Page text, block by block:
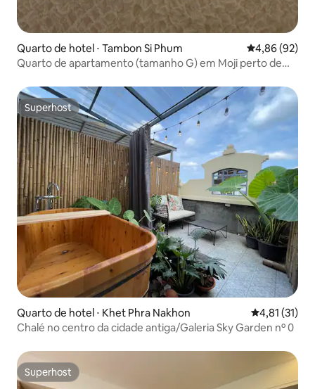
Quarto de hotel ⋅ Tambon Si Phum 4,86 de uma
4,86 (92)
Quarto de apartamento (tamanho G) em Moji perto de
Superhost
Superhost
Quarto de hotel ⋅ Khet Phra Nakhon 4,81 de uma
4,81 (31)
Chalé no centro da cidade antiga/Galeria Sky Garden nº 0
Superhost
Superhost